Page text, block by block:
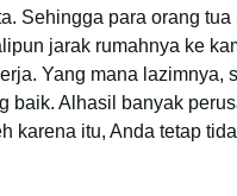
Sehingga para orang
jarak rumahnya ke
Yang mana lazimnya,
baik. Alhasil banyak
karena itu, Anda tetap